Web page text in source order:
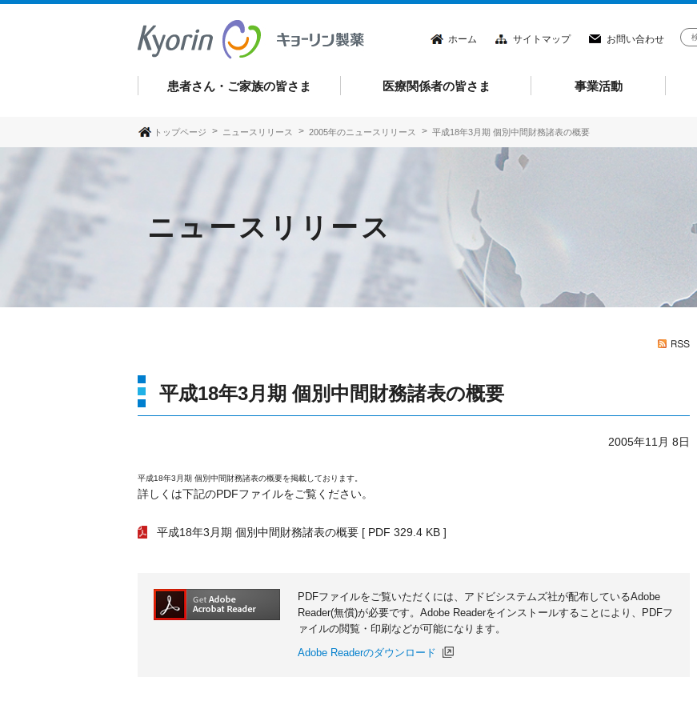
ホーム サイトマップ お問い合わせ
患者さん・ご家族の皆さま 医療関係者の皆さま 事業活動
トップページ ニュースリリース 2005年のニュースリリース 平成18年3月期 個別中間財務諸表の概要
ニュースリリース
平成18年3月期 個別中間財務諸表の概要
2005年11月 8日
平成18年3月期 個別中間財務諸表の概要を掲載しております。
詳しくは下記のPDFファイルをご覧ください。
平成18年3月期 個別中間財務諸表の概要 [ PDF 329.4 KB ]
PDFファイルをご覧いただくには、アドビシステムズ社が配布しているAdobe
Reader(無償)が必要です。Adobe Readerをインストールすることにより、PDFフ
ァイルの閲覧・印刷などが可能になります。
Adobe Readerのダウンロード